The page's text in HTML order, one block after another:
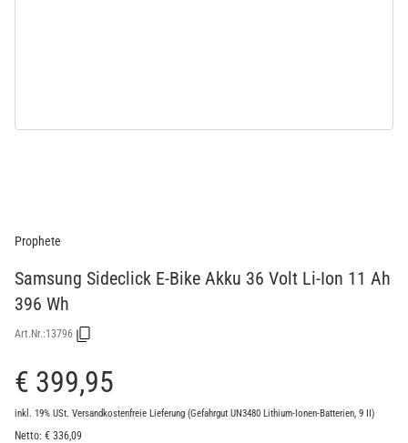
Prophete
Samsung Sideclick E-Bike Akku 36 Volt Li-Ion 11 Ah
396 Wh
Art.Nr.:13796
€ 399,95
inkl. 19% USt. Versandkostenfreie Lieferung (Gefahrgut UN3480 Lithium-Ionen-Batterien, 9 II)
Netto: € 336,09